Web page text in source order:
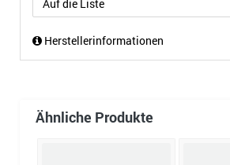
Auf die Liste
Herstellerinformationen
Ähnliche Produkte